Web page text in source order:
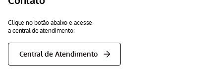
Clique no botão abaixo e acesse
a central de atendimento:
Central de Atendimento